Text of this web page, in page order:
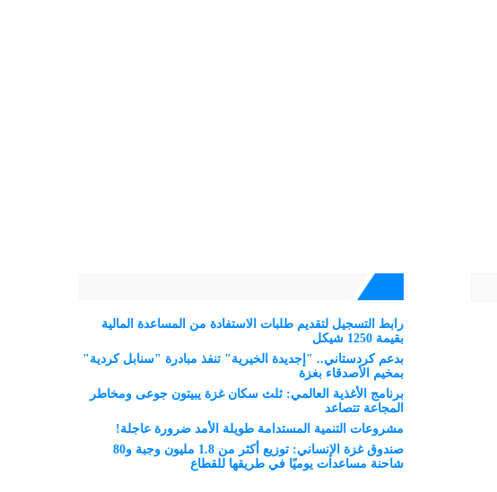
رابط التسجيل لتقديم طلبات الاستفادة من المساعدة المالية
بقيمة 1250 شيكل
بدعم كردستاني.. "إجديدة الخيرية" تنفذ مبادرة "سنابل كردية"
بمخيم الأصدقاء بغزة
برنامج الأغذية العالمي: ثلث سكان غزة يبيتون جوعى ومخاطر
المجاعة تتصاعد
مشروعات التنمية المستدامة طويلة الأمد ضرورة عاجلة!
صندوق غزة الإنساني: توزيع أكثر من 1.8 مليون وجبة و80
شاحنة مساعدات يوميًا في طريقها للقطاع